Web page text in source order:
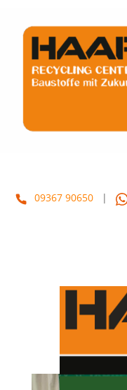
09367 90650 |